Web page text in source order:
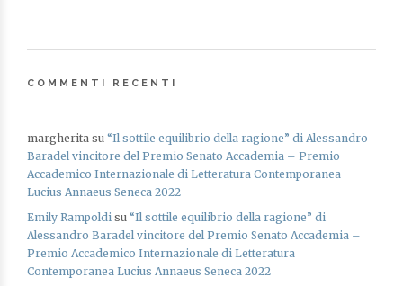
COMMENTI RECENTI
margherita su “Il sottile equilibrio della ragione” di Alessandro
Baradel vincitore del Premio Senato Accademia – Premio
Accademico Internazionale di Letteratura Contemporanea
Lucius Annaeus Seneca 2022
Emily Rampoldi su “Il sottile equilibrio della ragione” di
Alessandro Baradel vincitore del Premio Senato Accademia –
Premio Accademico Internazionale di Letteratura
Contemporanea Lucius Annaeus Seneca 2022